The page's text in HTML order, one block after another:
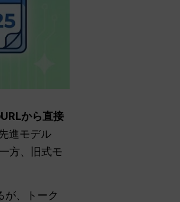
から直接
進モデル
方、旧式モ
が、トーク